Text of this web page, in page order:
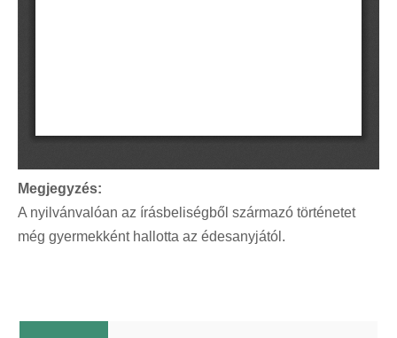
Megjegyzés:
A nyilvánvalóan az írásbeliségből származó történetet
még gyermekként hallotta az édesanyjától.